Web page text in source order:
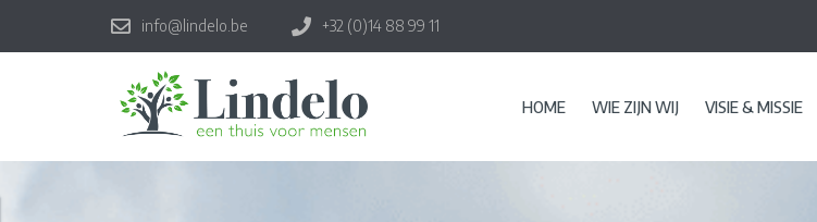
info@lindelo.be +32 (0)14 88 99 11
HOME WIE ZIJN WIJ VISIE & MISSIE